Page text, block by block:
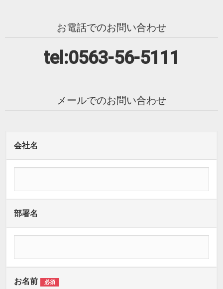
お電話でのお問い合わせ
tel:0563-56-5111
メールでのお問い合わせ
会社名
部署名
お名前 必須